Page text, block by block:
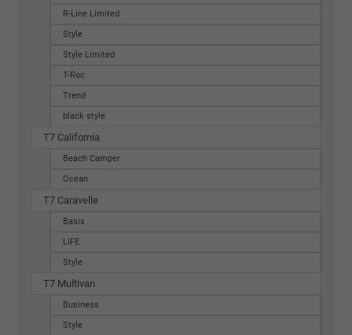
R-Line Limited
Style
Style Limited
T-Roc
Trend
black style
T7 California
Beach Camper
Ocean
T7 Caravelle
Basis
LIFE
Style
T7 Multivan
Business
Style